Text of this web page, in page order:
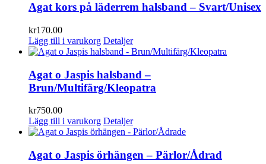
Agat kors på läderrem halsband – Svart/Unisex
kr170.00
Lägg till i varukorg Detaljer
Agat o Jaspis halsband –
Brun/Multifärg/Kleopatra
kr750.00
Lägg till i varukorg Detaljer
Agat o Jaspis örhängen – Pärlor/Ådrad